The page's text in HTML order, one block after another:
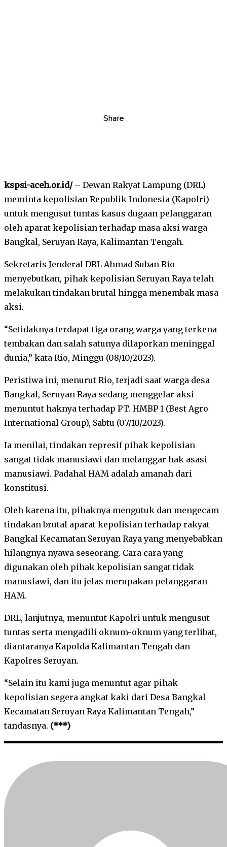
Share
kspsi-aceh.or.id/– Dewan Rakyat Lampung (DRL)
meminta kepolisian Republik Indonesia (Kapolri)
untuk mengusut tuntas kasus dugaan pelanggaran
oleh aparat kepolisian terhadap masa aksi warga
Bangkal, Seruyan Raya, Kalimantan Tengah.
Sekretaris Jenderal DRL Ahmad Suban Rio
menyebutkan, pihak kepolisian Seruyan Raya telah
melakukan tindakan brutal hingga menembak masa
aksi.
“Setidaknya terdapat tiga orang warga yang terkena
tembakan dan salah satunya dilaporkan meninggal
dunia,” kata Rio, Minggu (08/10/2023).
Peristiwa ini, menurut Rio, terjadi saat warga desa
Bangkal, Seruyan Raya sedang menggelar aksi
menuntut haknya terhadap PT. HMBP 1 (Best Agro
International Group), Sabtu (07/10/2023).
Ia menilai, tindakan represif pihak kepolisian
sangat tidak manusiawi dan melanggar hak asasi
manusiawi. Padahal HAM adalah amanah dari
konstitusi.
Oleh karena itu, pihaknya mengutuk dan mengecam
tindakan brutal aparat kepolisian terhadap rakyat
Bangkal Kecamatan Seruyan Raya yang menyebabkan
hilangnya nyawa seseorang. Cara cara yang
digunakan oleh pihak kepolisian sangat tidak
manusiawi, dan itu jelas merupakan pelanggaran
HAM.
DRL, lanjutnya, menuntut Kapolri untuk mengusut
tuntas serta mengadili oknum-oknum yang terlibat,
diantaranya Kapolda Kalimantan Tengah dan
Kapolres Seruyan.
“Selain itu kami juga menuntut agar pihak
kepolisian segera angkat kaki dari Desa Bangkal
Kecamatan Seruyan Raya Kalimantan Tengah,”
tandasnya. (***)